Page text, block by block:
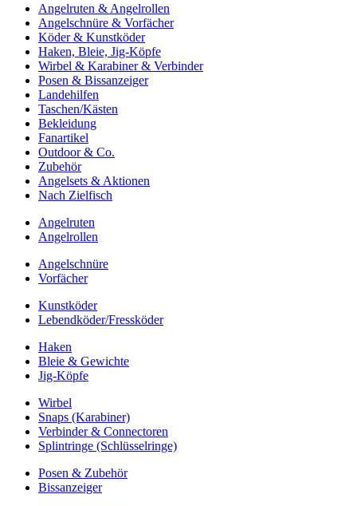
Angelruten & Angelrollen
Angelschnüre & Vorfächer
Köder & Kunstköder
Haken, Bleie, Jig-Köpfe
Wirbel & Karabiner & Verbinder
Posen & Bissanzeiger
Landehilfen
Taschen/Kästen
Bekleidung
Fanartikel
Outdoor & Co.
Zubehör
Angelsets & Aktionen
Nach Zielfisch
Angelruten
Angelrollen
Angelschnüre
Vorfächer
Kunstköder
Lebendköder/Fressköder
Haken
Bleie & Gewichte
Jig-Köpfe
Wirbel
Snaps (Karabiner)
Verbinder & Connectoren
Splintringe (Schlüsselringe)
Posen & Zubehör
Bissanzeiger